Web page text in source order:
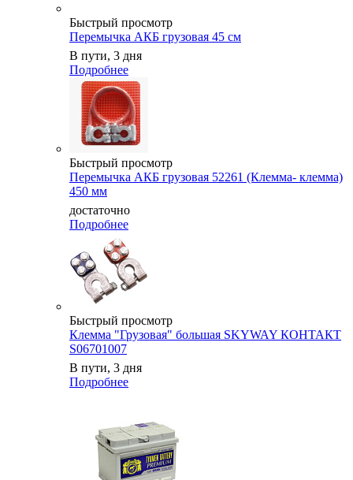
Быстрый просмотр
Перемычка АКБ грузовая 45 см
В пути, 3 дня
Подробнее
Быстрый просмотр
Перемычка АКБ грузовая 52261 (Клемма- клемма)
450 мм
достаточно
Подробнее
Быстрый просмотр
Клемма "Грузовая" большая SKYWAY КОНТАКТ
S06701007
В пути, 3 дня
Подробнее